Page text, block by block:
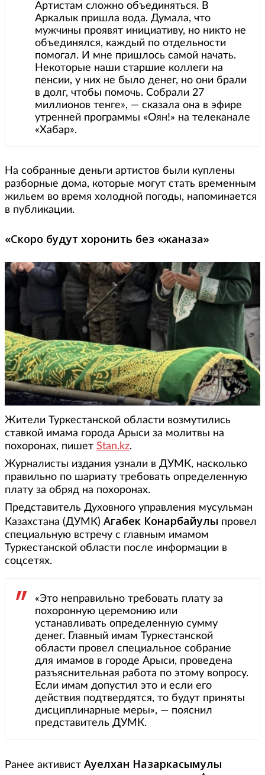
Артистам сложно объединяться. В
Аркалык пришла вода. Думала, что
мужчины проявят инициативу, но никто не
объединялся, каждый по отдельности
помогал. И мне пришлось самой начать.
Некоторые наши старшие коллеги на
пенсии, у них не было денег, но они брали
в долг, чтобы помочь. Собрали 27
миллионов тенге», — сказала она в эфире
утренней программы «Оян!» на телеканале
«Хабар».
На собранные деньги артистов были куплены
разборные дома, которые могут стать временным
жильем во время холодной погоды, напоминается
в публикации.
«Скоро будут хоронить без «жаназа»
Жители Туркестанской области возмутились
ставкой имама города Арыси за молитвы на
похоронах, пишет Stan.kz.
Журналисты издания узнали в ДУМК, насколько
правильно по шариату требовать определенную
плату за обряд на похоронах.
Представитель Духовного управления мусульман
Казахстана (ДУМК) Агабек Конарбайулы провел
специальную встречу с главным имамом
Туркестанской области после информации в
соцсетях.
«Это неправильно требовать плату за
похоронную церемонию или
устанавливать определенную сумму
денег. Главный имам Туркестанской
области провел специальное собрание
для имамов в городе Арыси, проведена
разъяснительная работа по этому вопросу.
Если имам допустил это и если его
действия подтвердятся, то будут приняты
дисциплинарные меры», — пояснил
представитель ДУМК.
Ранее активист Ауелхан Назаркасымулы